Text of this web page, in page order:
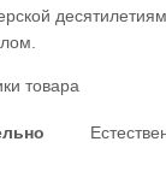
товара